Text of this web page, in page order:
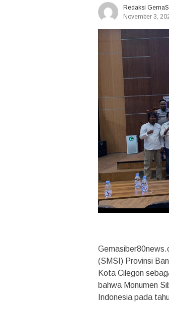
Redaksi
November 3,
(SMSI) Provinsi
Kota Cilegon
bahwa Monumen
Indonesia pada